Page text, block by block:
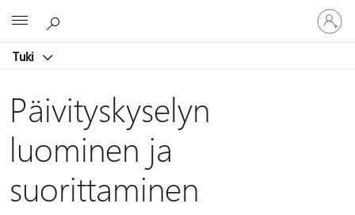
Tuki
Kirjaudu
sisään
tilille
Päivityskyselyn
luominen ja
suorittaminen